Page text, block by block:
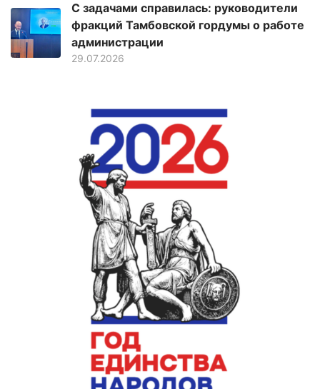
С задачами справилась: руководители
фракций Тамбовской гордумы о работе
администрации
29.07.2026